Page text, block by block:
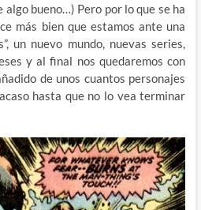
bueno…) Pero por lo que se ha
más bien que estamos ante una
un nuevo mundo, nuevas series,
y al final nos quedaremos con
de unos cuantos personajes
hasta que no lo vea terminar